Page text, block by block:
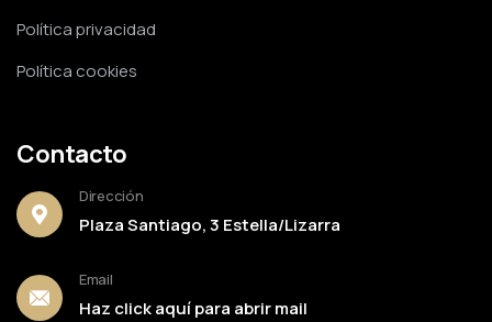
Política privacidad
Política cookies
Contacto
Dirección
Plaza Santiago, 3 Estella/Lizarra
Email
Haz click aquí para abrir mail